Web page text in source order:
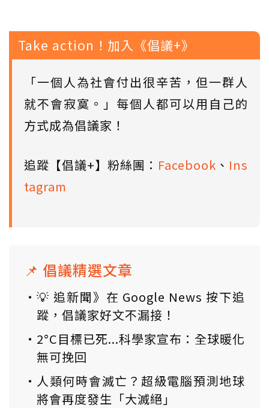
Take action！加入《倡議+》
「一個人為社會付出很辛苦，但一群人
就不會寂寞。」每個人都可以用自己的
方式成為倡議家！
追蹤【倡議+】粉絲團： Facebook 、 Ins
tagram
📌 倡議精選文章
💡 追新聞》在 Google News 按下追
蹤，倡議家好文不漏接！
2°C目標已死...科學家宣布：全球暖化
無可挽回
人類何時會滅亡？超級電腦預測地球
將會再度發生「大滅絕」